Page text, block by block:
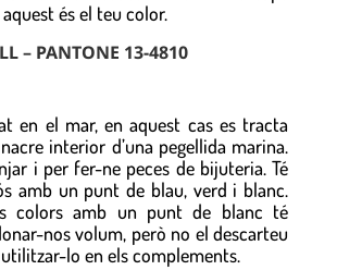
és el teu color.
– PANTONE 13-4810
en el mar, en aquest cas es tracta
interior d’una pegellida marina.
i per fer-ne peces de bijuteria. Té
amb un punt de blau, verd i blanc.
colors amb un punt de blanc té
nos volum, però no el descarteu
lo en els complements.